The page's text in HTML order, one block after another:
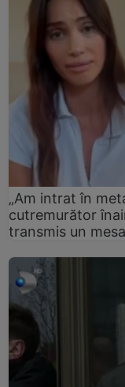
„Am intrat în
cutremurător
transmis un